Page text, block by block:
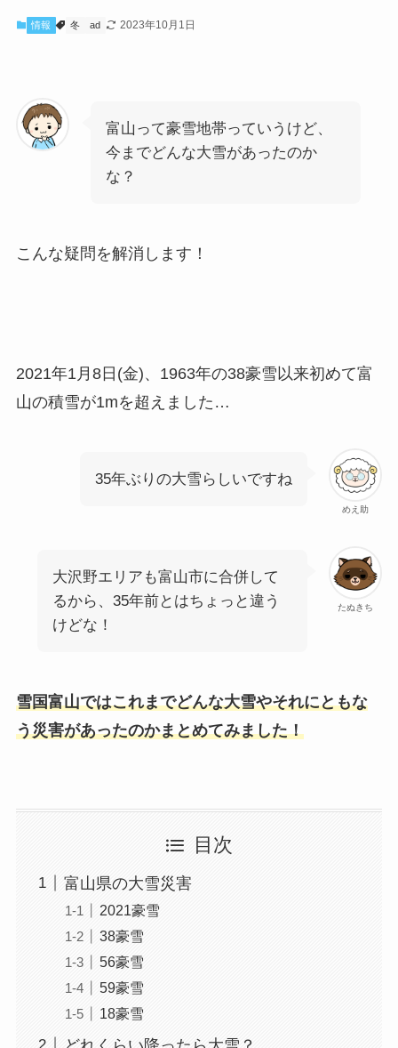
情報 冬 ad 2023年10月1日
富山って豪雪地帯っていうけど、
今までどんな大雪があったのか
な？
こんな疑問を解消します！
2021年1月8日(金)、1963年の38豪雪以来初めて富
山の積雪が1mを超えました…
めえ助
35年ぶりの大雪らしいですね
たぬきち
大沢野エリアも富山市に合併して
るから、35年前とはちょっと違う
けどな！
雪国富山ではこれまでどんな大雪やそれにともな
う災害があったのかまとめてみました！
目次
富山県の大雪災害
2021豪雪
38豪雪
56豪雪
59豪雪
18豪雪